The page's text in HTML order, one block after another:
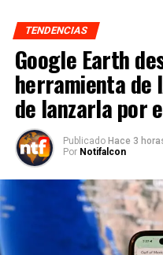
TENDENCIAS
Google Earth
herramienta de
de lanzarla por
Publicado Hace 3
Por Notifalcon